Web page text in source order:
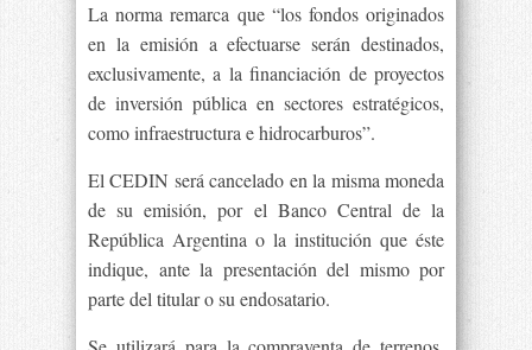
La norma remarca que “los fondos originados
en la emisión a efectuarse serán destinados,
exclusivamente, a la financiación de proyectos
de inversión pública en sectores estratégicos,
como infraestructura e hidrocarburos”.
El CEDIN será cancelado en la misma moneda
de su emisión, por el Banco Central de la
República Argentina o la institución que éste
indique, ante la presentación del mismo por
parte del titular o su endosatario.